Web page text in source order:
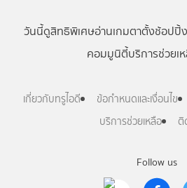
Follow us
วันนี้ดูสิทธิพิเศษอ่านเกมตาตั้งช้อปปิ้ง
คอมมูนิตี้บริการช่วยเ
เกี่ยวกับทรูไอดี ข้อกำหนดและเงื่อนไข
บริการช่วยเหลือ
ติ